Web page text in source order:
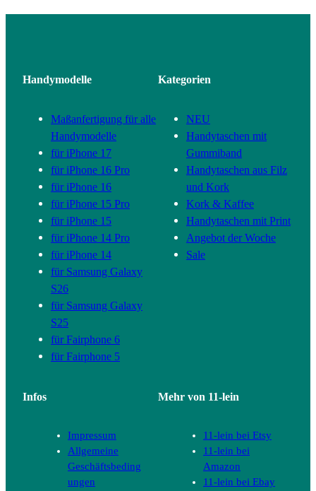
Handymodelle
Maßanfertigung für alle
Handymodelle
für iPhone 17
für iPhone 16 Pro
für iPhone 16
für iPhone 15 Pro
für iPhone 15
für iPhone 14 Pro
für iPhone 14
für Samsung Galaxy
S26
für Samsung Galaxy
S25
für Fairphone 6
für Fairphone 5
Kategorien
NEU
Handytaschen mit
Gummiband
Handytaschen aus Filz
und Kork
Kork & Kaffee
Handytaschen mit Print
Angebot der Woche
Sale
Infos
Impressum
Allgemeine
Geschäftsbeding
ungen
Mehr von 11-lein
11-lein bei Etsy
11-lein bei
Amazon
11-lein bei Ebay